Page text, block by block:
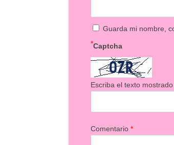
Guarda mi nombre,
Captcha
*
Escriba el texto
Comentario*